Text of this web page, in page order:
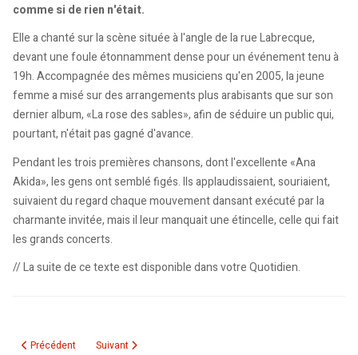
comme si de rien n'était.
Elle a chanté sur la scène située à l'angle de la rue Labrecque,
devant une foule étonnamment dense pour un événement tenu à
19h. Accompagnée des mêmes musiciens qu'en 2005, la jeune
femme a misé sur des arrangements plus arabisants que sur son
dernier album, «La rose des sables», afin de séduire un public qui,
pourtant, n'était pas gagné d'avance.
Pendant les trois premières chansons, dont l'excellente «Ana
Akida», les gens ont semblé figés. Ils applaudissaient, souriaient,
suivaient du regard chaque mouvement dansant exécuté par la
charmante invitée, mais il leur manquait une étincelle, celle qui fait
les grands concerts.
// La suite de ce texte est disponible dans votre Quotidien.
Article précédent : “Bine el-bareh wel youm” De l’Algérie au Canada !
Précédent Article suivant : 21e édition des Francofolies de Montréal:
Suivant